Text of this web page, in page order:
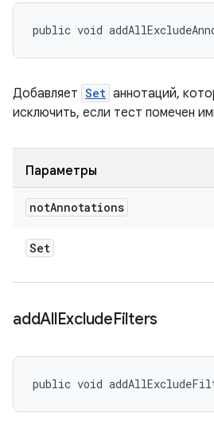
public void
Добавляет Set аннотаций,
исключить, если тест помечен
Параметры
notAnnotations
Set
addAllExcludeFilters
public void